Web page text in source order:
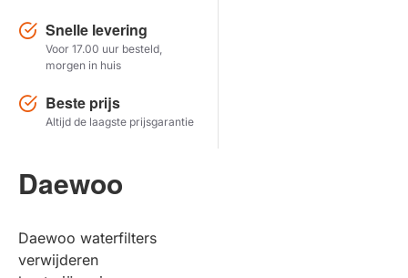
Herstel zoekopdracht
Snelle levering
Voor 17.00 uur besteld,
morgen in huis
Beste prijs
Altijd de laagste prijsgarantie
Daewoo
Daewoo waterfilters
verwijderen